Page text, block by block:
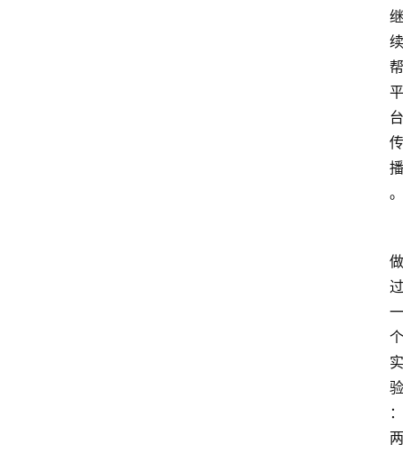
继
续
帮
平
台
传
播
。
做
过
一
个
实
验
：
两